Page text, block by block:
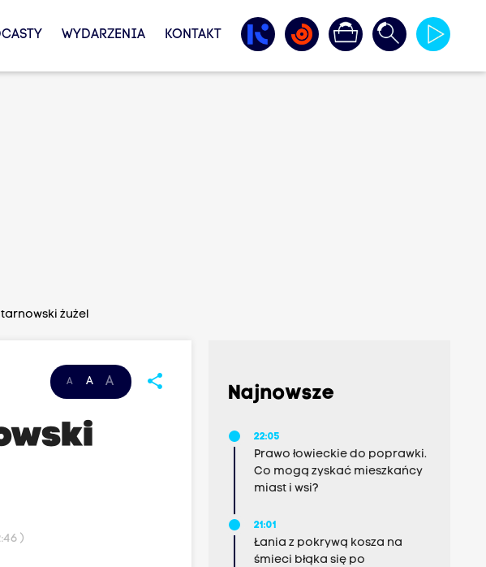
WYDARZENIA KONTAKT
żużel
A A A share
)
Najnowsze
22:05
Prawo łowieckie do poprawki.
Co mogą zyskać mieszkańcy
miast i wsi?
21:01
Łania z pokrywą kosza na
śmieci błąka się po